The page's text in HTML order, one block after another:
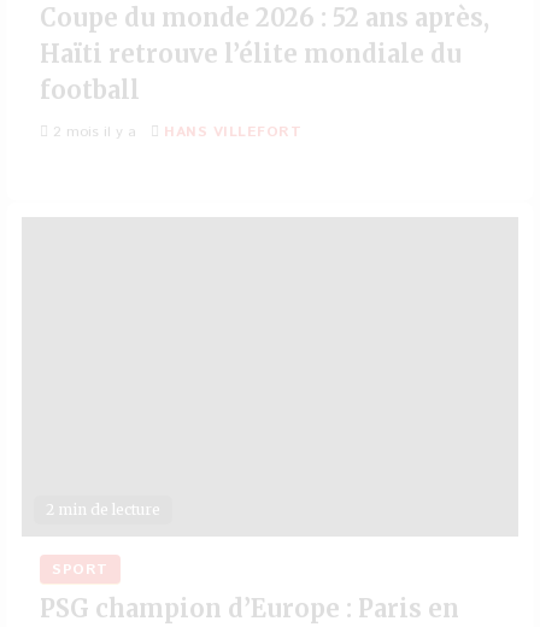
Coupe du monde 2026 : 52 ans après,
Haïti retrouve l’élite mondiale du
football
2 mois il y a HANS VILLEFORT
2 min de lecture
SPORT
PSG champion d’Europe : Paris en